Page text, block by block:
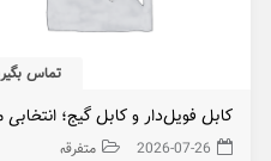
تماس
2026-07-26 متفرقه